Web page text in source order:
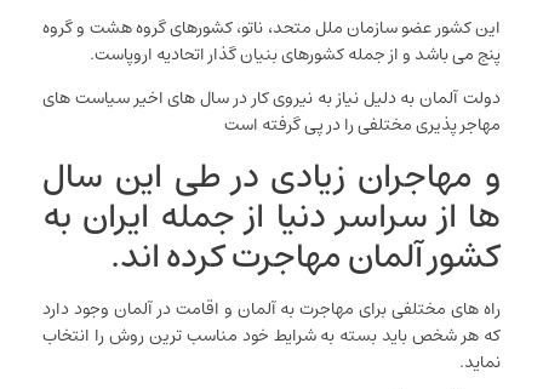
این کشور عضو سازمان ملل متحد، ناتو، کشورهای گروه هشت و گروه
پنج می باشد و از جمله کشورهای بنیان گذار اتحادیه اروپاست.
دولت آلمان به دلیل نیاز به نیروی کار در سال های اخیر سیاست های
مهاجر پذیری مختلفی را در پی گرفته است
و مهاجران زیادی در طی این سال
ها از سراسر دنیا از جمله ایران به
کشور آلمان مهاجرت کرده اند.
راه های مختلفی برای مهاجرت به آلمان و اقامت در آلمان وجود دارد
که هر شخص باید بسته به شرایط خود مناسب ترین روش را انتخاب
نماید.